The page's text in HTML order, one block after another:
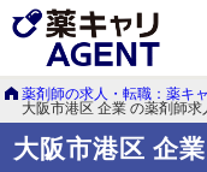
薬剤師の求人・転職：薬キ
大阪市港区 企業 の薬剤師求
大阪市港区 企